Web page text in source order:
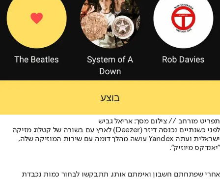
תפריט מורחב // צילום מסך: אריאל גביש
לפני כשנתיים נכנסה דיזר (Deezer) לארץ עם בשורה של קטלוג מזיקה
ישראלית ועתה Yandex עושה מהלך דומה עם שירות המוזיקה שלה,
"יאנדקס מיוזיק".
אחרי שפתחתם חשבון ואימתם אותו, תתבקשו לבחור כמות נכבדת